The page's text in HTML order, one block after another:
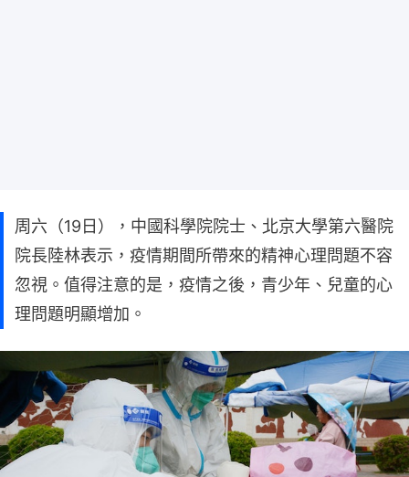
周六（19日），中國科學院院士、北京大學第六醫院
院長陸林表示，疫情期間所帶來的精神心理問題不容
忽視。值得注意的是，疫情之後，青少年、兒童的心
理問題明顯增加。